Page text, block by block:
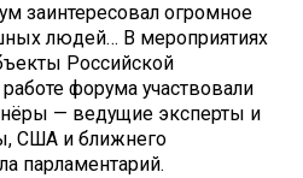
заинтересовал огромное
людей… В мероприятиях
Российской
форума участвовали
— ведущие эксперты и
США и ближнего
парламентарий.